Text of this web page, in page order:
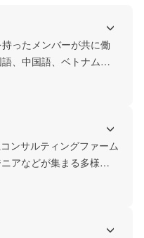
ったメンバーが共に働
、中国語、ベトナム語
ンサルティングファーム
アなどが集まる多様性